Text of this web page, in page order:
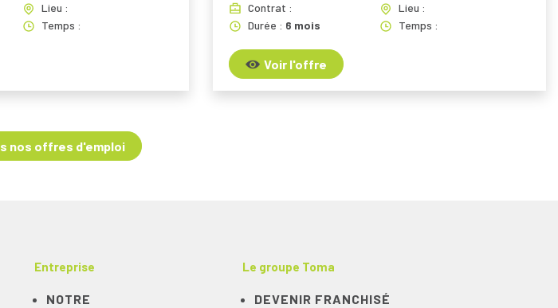
Lieu :
Temps :
Contrat :
Lieu :
Durée : 6 mois Temps :
Voir l'offre
nos offres d'emploi
Entreprise
NOTRE
Le groupe Toma
DEVENIR FRANCHISÉ